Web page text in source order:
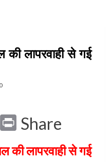
की लापरवाही से गई
0
Print
Share
की लापरवाही से गई